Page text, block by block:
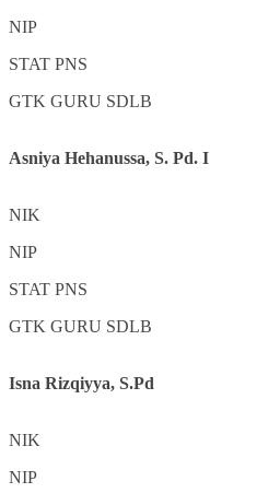
NIP
STAT PNS
GTK GURU SDLB
Asniya Hehanussa, S. Pd. I
NIK
NIP
STAT PNS
GTK GURU SDLB
Isna Rizqiyya, S.Pd
NIK
NIP